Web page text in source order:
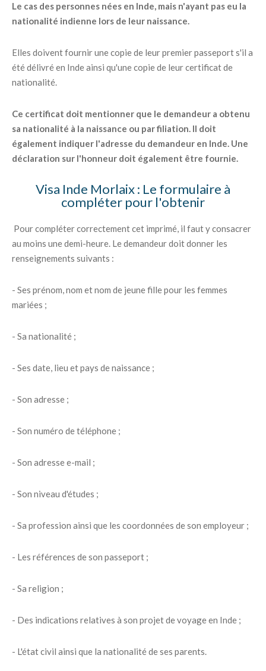
Le cas des personnes nées en Inde, mais n'ayant pas eu la
nationalité indienne lors de leur naissance.
Elles doivent fournir une copie de leur premier passeport s'il a
été délivré en Inde ainsi qu'une copie de leur certificat de
nationalité.
Ce certificat doit mentionner que le demandeur a obtenu
sa nationalité à la naissance ou par filiation. Il doit
également indiquer l'adresse du demandeur en Inde. Une
déclaration sur l'honneur doit également être fournie.
Visa Inde Morlaix : Le formulaire à
compléter pour l'obtenir
Pour compléter correctement cet imprimé, il faut y consacrer
au moins une demi-heure. Le demandeur doit donner les
renseignements suivants :
- Ses prénom, nom et nom de jeune fille pour les femmes
mariées ;
- Sa nationalité ;
- Ses date, lieu et pays de naissance ;
- Son adresse ;
- Son numéro de téléphone ;
- Son adresse e-mail ;
- Son niveau d'études ;
- Sa profession ainsi que les coordonnées de son employeur ;
- Les références de son passeport ;
- Sa religion ;
- Des indications relatives à son projet de voyage en Inde ;
- L'état civil ainsi que la nationalité de ses parents.